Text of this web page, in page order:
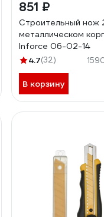
851 ₽
Строительный нож
металлическом
Inforce 06-02-14
4.7(32)
В корзину